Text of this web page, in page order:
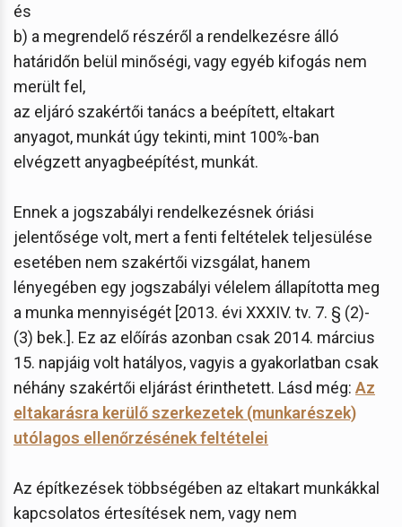
és
b) a megrendelő részéről a rendelkezésre álló
határidőn belül minőségi, vagy egyéb kifogás nem
merült fel,
az eljáró szakértői tanács a beépített, eltakart
anyagot, munkát úgy tekinti, mint 100%-ban
elvégzett anyagbeépítést, munkát.
Ennek a jogszabályi rendelkezésnek óriási
jelentősége volt, mert a fenti feltételek teljesülése
esetében nem szakértői vizsgálat, hanem
lényegében egy jogszabályi vélelem állapította meg
a munka mennyiségét [2013. évi XXXIV. tv. 7. § (2)-
(3) bek.]. Ez az előírás azonban csak 2014. március
15. napjáig volt hatályos, vagyis a gyakorlatban csak
néhány szakértői eljárást érinthetett. Lásd még: Az
eltakarásra kerülő szerkezetek (munkarészek)
utólagos ellenőrzésének feltételei
Az építkezések többségében az eltakart munkákkal
kapcsolatos értesítések nem, vagy nem